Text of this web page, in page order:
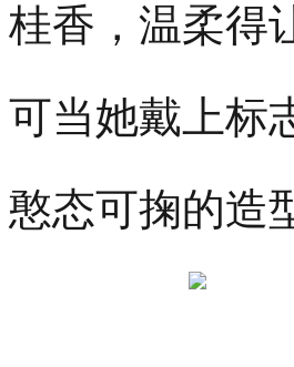
桂香，温柔得
可当她戴上标
憨态可掬的造